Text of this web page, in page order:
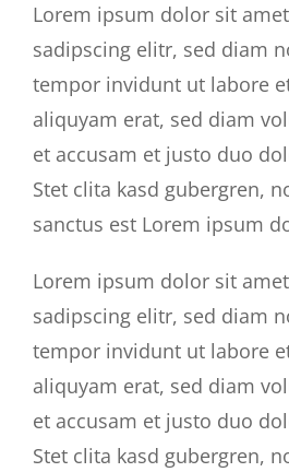
Lorem ipsum dolor sit
sadipscing elitr, sed diam
tempor invidunt ut labore
aliquyam erat, sed diam
et accusam et justo duo
Stet clita kasd gubergren,
sanctus est Lorem ipsum
Lorem ipsum dolor sit
sadipscing elitr, sed diam
tempor invidunt ut labore
aliquyam erat, sed diam
et accusam et justo duo
Stet clita kasd gubergren,